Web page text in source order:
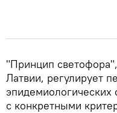
"Принцип
Латвии, регулирует
эпидемиологических
с конкретными